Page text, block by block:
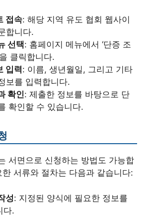
접속: 해당 지역 유도 협회 웹사이
합니다.
선택: 홈페이지 메뉴에서 ‘단증 조
클릭합니다.
입력: 이름, 생년월일, 그리고 기타
보를 입력합니다.
확인: 제출한 정보를 바탕으로 단
확인할 수 있습니다.
서면으로 신청하는 방법도 가능합
서류와 절차는 다음과 같습니다:
성: 지정된 양식에 필요한 정보를
다.